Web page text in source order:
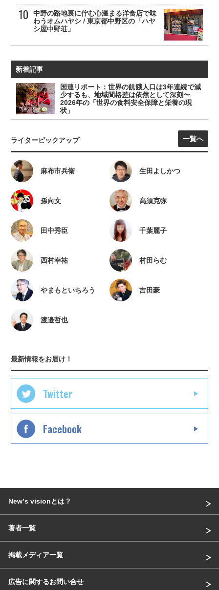
中野の路地裏に佇む心温まる洋食店で味
わうオムハヤシ / 東京都中野区の「ハヤ
シ屋中野荘」
新着記事
国連リポート：世界の飢餓人口は3年連続で減
少するも、地域間格差は依然として深刻〜
2026年の「世界の食料安全保障と栄養の現
状」
ライターピックアップ 一覧へ
麻布市兵衛 生田よしかつ
孫向文 高須克弥
田中秀臣 千葉麗子
西村幸祐 村田らむ
やまもといちろう 吉田豪
渡邉哲也
最新情報をお届け！
Twitter
Facebook
Newʼs visionとは？
著者一覧
掲載メディア一覧
広告に関するお問い合せ